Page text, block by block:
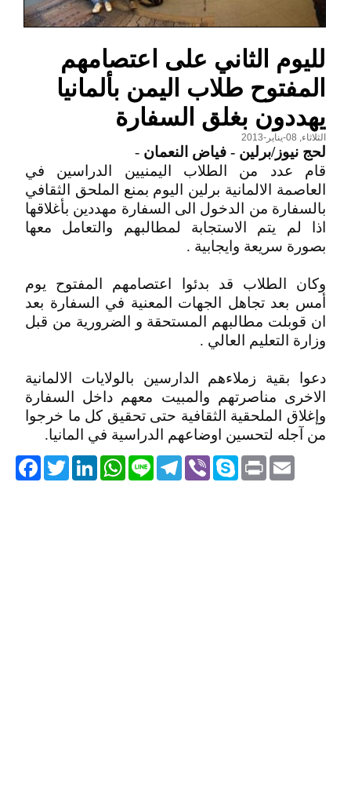
لليوم الثاني على اعتصامهم
المفتوح طلاب اليمن بألمانيا
يهددون بغلق السفارة
الثلاثاء, 08-يناير-2013
لحج نيوز/برلين - فياض النعمان -
قام عدد من الطلاب اليمنيين الدراسين في
العاصمة الالمانية برلين اليوم بمنع الملحق الثقافي
بالسفارة من الدخول الى السفارة مهددين بأغلاقها
اذا لم يتم الاستجابة لمطالبهم والتعامل معها
بصورة سريعة وايجابية .
وكان الطلاب قد بدئوا اعتصامهم المفتوح يوم
أمس بعد تجاهل الجهات المعنية في السفارة بعد
ان قوبلت مطالبهم المستحقة و الضرورية من قبل
وزارة التعليم العالي .
دعوا بقية زملاءهم الدارسين بالولايات الالمانية
الاخرى مناصرتهم والمبيت معهم داخل السفارة
وإغلاق الملحقية الثقافية حتى تحقيق كل ما خرجوا
من آجله لتحسين اوضاعهم الدراسية في المانيا.
TwitterLinkedIn
WhatsApp Line
Telegram ViberSkype PrintEmail